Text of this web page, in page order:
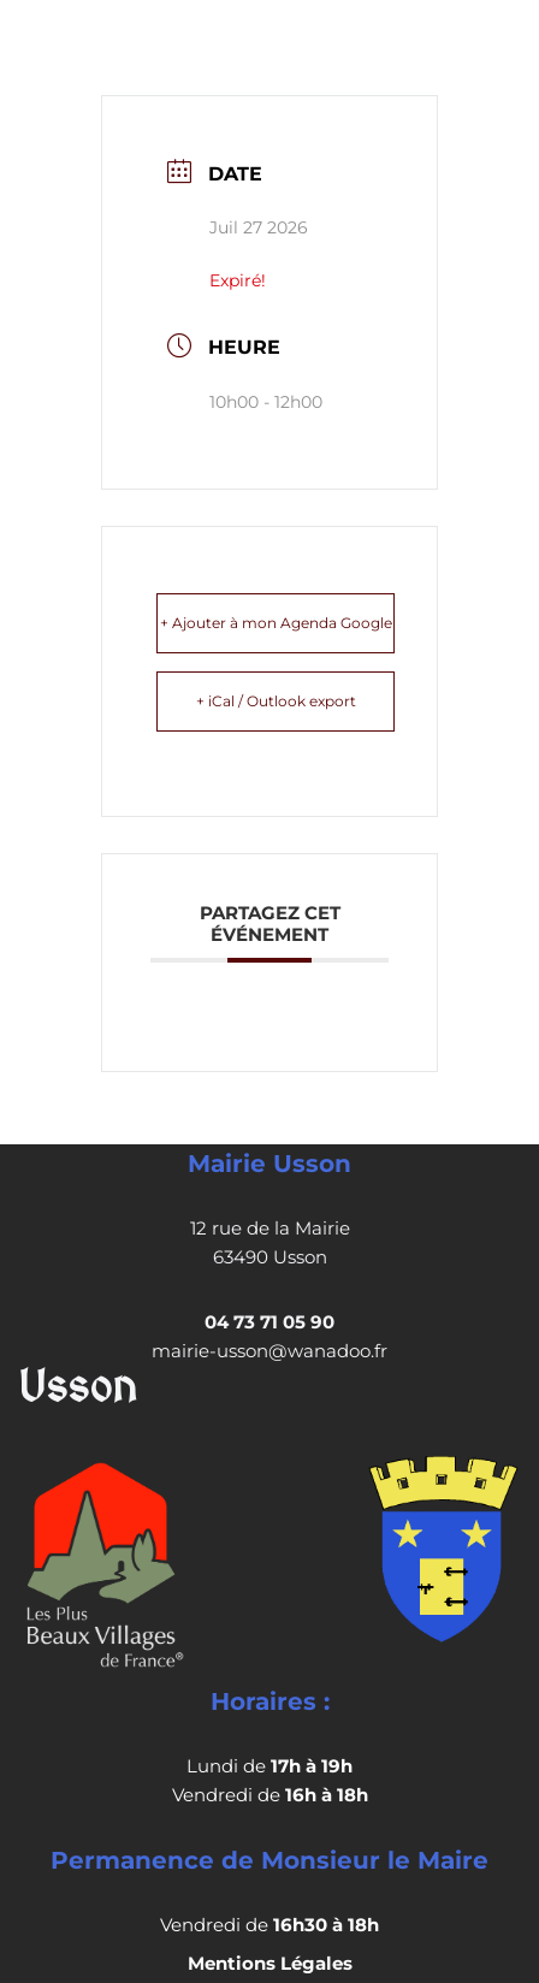
DATE
Juil 27 2026
Expiré!
HEURE
10h00 - 12h00
+ Ajouter à mon Agenda Google
+ iCal / Outlook export
PARTAGEZ CET
ÉVÉNEMENT
Mairie Usson
12 rue de la Mairie
63490 Usson
04 73 71 05 90
mairie-usson@wanadoo.fr
Usson
Horaires :
Lundi de 17h à 19h
Vendredi de 16h à 18h
Permanence de Monsieur le Maire
Vendredi de 16h30 à 18h
Mentions Légales